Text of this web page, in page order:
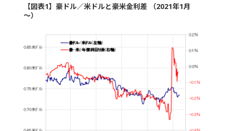
【図表1】豪ドル／米ドルと豪米金利差 （2021年1月
～）